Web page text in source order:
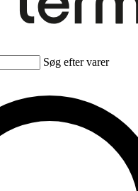
Søg efter varer